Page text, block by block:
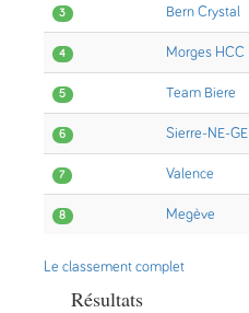
3 Bern Crystal
4 Morges HCC
5 Team Biere
6 Sierre-NE-GE
7 Valence
8 Megève
Le classement complet
Résultats